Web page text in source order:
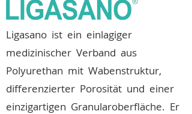
Ligasano ist ein einlagiger
medizinischer Verband aus
Polyurethan mit Wabenstruktur,
differenzierter Porosität und einer
einzigartigen Granularoberfläche. Er